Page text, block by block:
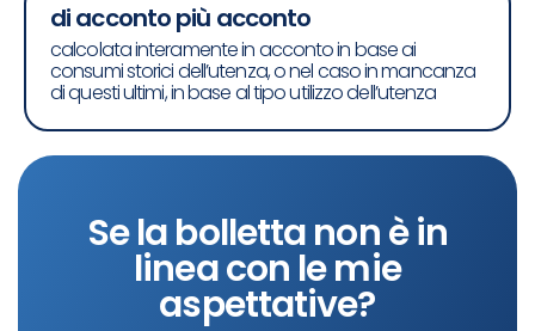
di acconto più acconto
calcolata interamente in acconto in base ai
consumi storici dell’utenza, o nel caso in mancanza
di questi ultimi, in base al tipo utilizzo dell’utenza
Se la bolletta non è in
linea con le mie
aspettative?